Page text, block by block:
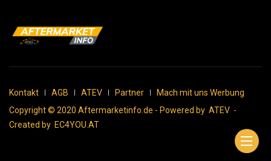
Kontakt AGB ATEV Partner
Mach mit uns Werbung
Copyright © 2020 Aftermarketinfo.de - Powered by ATEV -
Created by EC4YOU.AT